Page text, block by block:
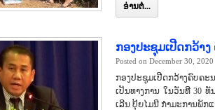
ອ່ານຕໍ່...
ກອງປະຊຸມເປີດກວ້າ
Posted on December 30, 2020
ກອງປະຊຸມເປີດກວ້າງຄົບຄ
ເປັນທາງການ ໃນວັນທີ 30
ເລີນ ປຸ້ຍໄມນີ ກໍາມະການພັກ